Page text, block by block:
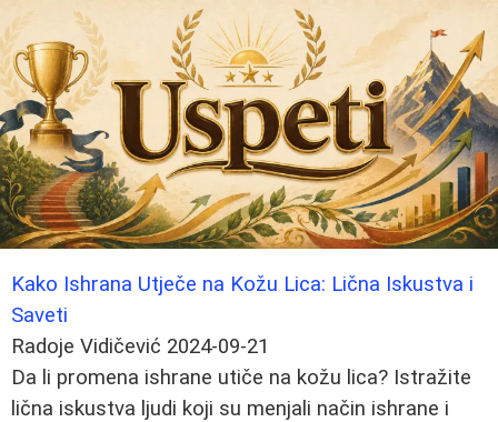
Kako Ishrana Utječe na Kožu Lica: Lična Iskustva i
Saveti
Radoje Vidičević 2024-09-21
Da li promena ishrane utiče na kožu lica? Istražite
lična iskustva ljudi koji su menjali način ishrane i